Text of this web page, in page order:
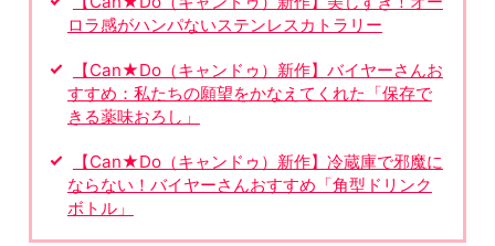
ロラ感がハンパないステンレスカトラリー
【Can★Do（キャンドゥ）新作】バイヤーさんお
すすめ：私たちの願望をかなえてくれた「保存で
きる薬味おろし」
【Can★Do（キャンドゥ）新作】冷蔵庫で邪魔に
ならない！バイヤーさんおすすめ「角型ドリンク
ボトル」